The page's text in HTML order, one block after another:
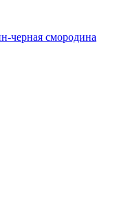
черная смородина